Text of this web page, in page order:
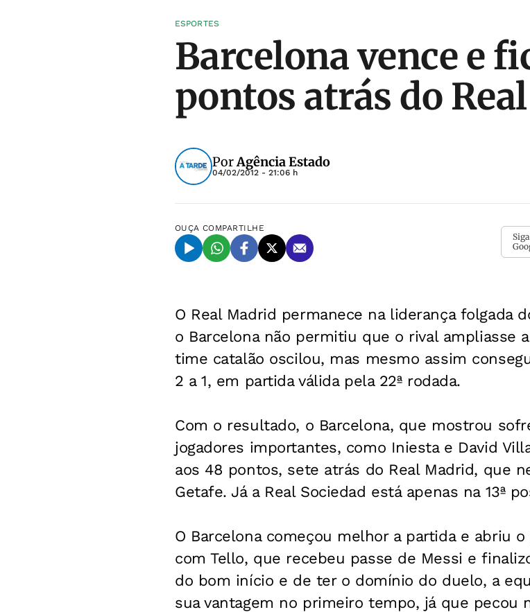
ESPORTES
Barcelona vence e
pontos atrás do
PorAgência Estado
04/02/2012 - 21:06 h
OUÇA COMPARTILHE
O Real Madrid permanece na liderança folgada
o Barcelona não permitiu que o rival ampliasse
time catalão oscilou, mas mesmo assim
2 a 1, em partida válida pela 22ª rodada.
Com o resultado, o Barcelona, que mostrou
jogadores importantes, como Iniesta e David
aos 48 pontos, sete atrás do Real Madrid, que
Getafe. Já a Real Sociedad está apenas na 13ª
O Barcelona começou melhor a partida e abriu
com Tello, que recebeu passe de Messi e
do bom início e de ter o domínio do duelo, a
sua vantagem no primeiro tempo, já que pecou